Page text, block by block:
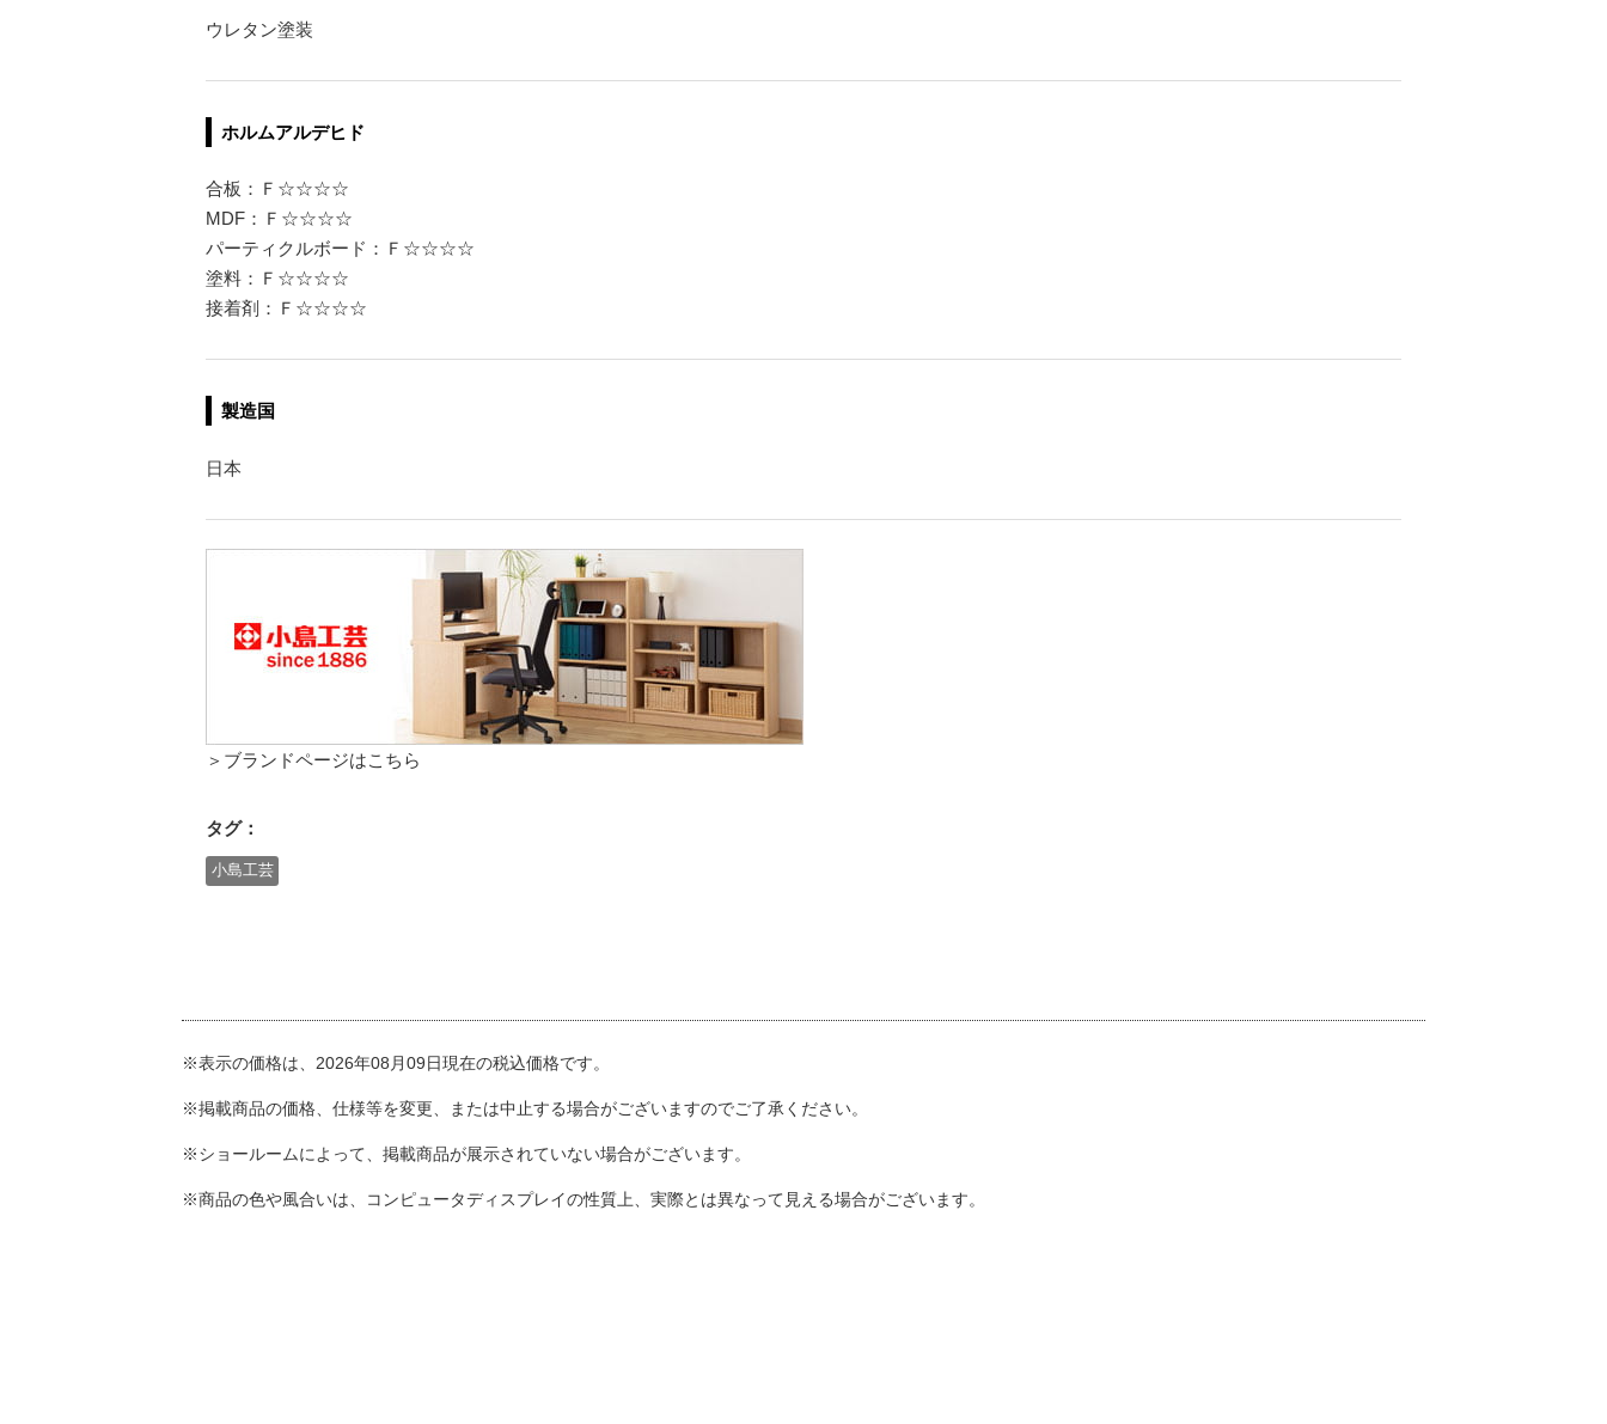
ウレタン塗装
ホルムアルデヒド
合板：Ｆ☆☆☆☆
MDF：Ｆ☆☆☆☆
パーティクルボード：Ｆ☆☆☆☆
塗料：Ｆ☆☆☆☆
接着剤：Ｆ☆☆☆☆
製造国
日本
＞ブランドページはこちら
タグ：
小島工芸
※表示の価格は、2026年08月09日現在の税込価格です。
※掲載商品の価格、仕様等を変更、または中止する場合がございますのでご了承ください。
※ショールームによって、掲載商品が展示されていない場合がございます。
※商品の色や風合いは、コンピュータディスプレイの性質上、実際とは異なって見える場合がございます。